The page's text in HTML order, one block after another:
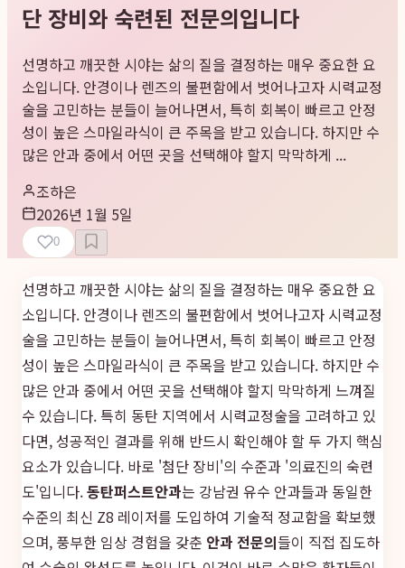
단 장비와 숙련된 전문의입니다
선명하고 깨끗한 시야는 삶의 질을 결정하는 매우 중요한 요
소입니다. 안경이나 렌즈의 불편함에서 벗어나고자 시력교정
술을 고민하는 분들이 늘어나면서, 특히 회복이 빠르고 안정
성이 높은 스마일라식이 큰 주목을 받고 있습니다. 하지만 수
많은 안과 중에서 어떤 곳을 선택해야 할지 막막하게 ...
조하은
2026년 1월 5일
0
선명하고 깨끗한 시야는 삶의 질을 결정하는 매우 중요한 요
소입니다. 안경이나 렌즈의 불편함에서 벗어나고자 시력교정
술을 고민하는 분들이 늘어나면서, 특히 회복이 빠르고 안정
성이 높은 스마일라식이 큰 주목을 받고 있습니다. 하지만 수
많은 안과 중에서 어떤 곳을 선택해야 할지 막막하게 느껴질
수 있습니다. 특히 동탄 지역에서 시력교정술을 고려하고 있
다면, 성공적인 결과를 위해 반드시 확인해야 할 두 가지 핵심
요소가 있습니다. 바로 '첨단 장비'의 수준과 '의료진의 숙련
도'입니다.동탄퍼스트안과는 강남권 유수 안과들과 동일한
수준의 최신 Z8 레이저를 도입하여 기술적 정교함을 확보했
으며, 풍부한 임상 경험을 갖춘 안과 전문의들이 직접 집도하